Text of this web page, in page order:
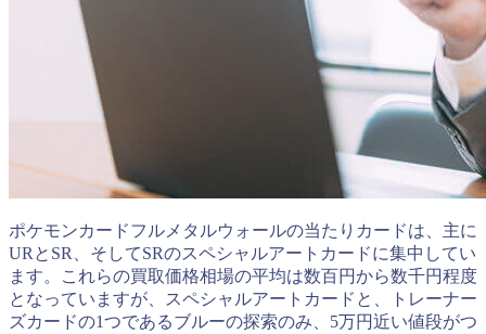
ポケモンカードフルメタルウォールの当たりカードは、主に
URとSR、そしてSRのスペシャルアートカードに集中してい
ます。これらの買取価格相場の平均は数百円から数千円程度
となっていますが、スペシャルアートカードと、トレーナー
ズカードの1つであるブルーの探索のみ、5万円近い値段がつ